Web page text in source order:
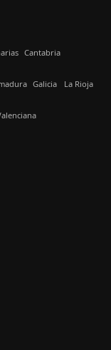
Cantabria
Galicia La Rioja